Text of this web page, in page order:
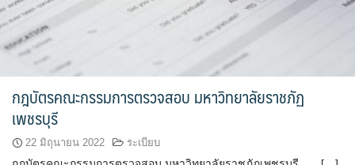
กฎบัตรคณะกรรมการตรวจสอบ มหาวิทยาลัยราชภัฏ
เพชรบุรี
22 มิถุนายน 2022 ระเบียบ